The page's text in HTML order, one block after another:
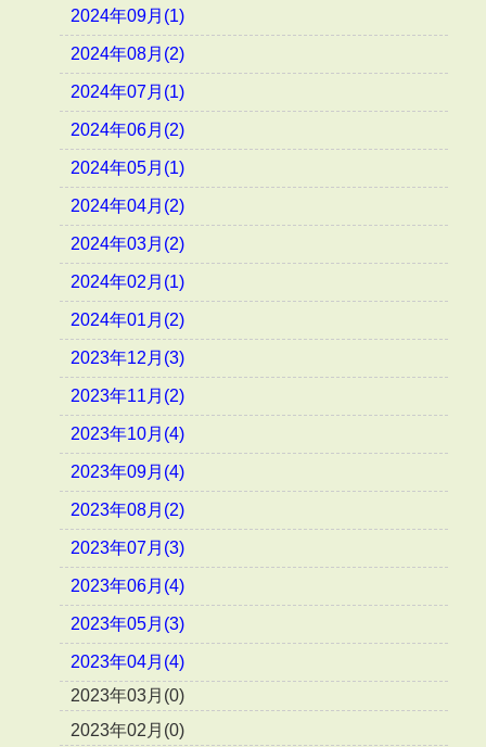
2024年09月(1)
2024年08月(2)
2024年07月(1)
2024年06月(2)
2024年05月(1)
2024年04月(2)
2024年03月(2)
2024年02月(1)
2024年01月(2)
2023年12月(3)
2023年11月(2)
2023年10月(4)
2023年09月(4)
2023年08月(2)
2023年07月(3)
2023年06月(4)
2023年05月(3)
2023年04月(4)
2023年03月(0)
2023年02月(0)